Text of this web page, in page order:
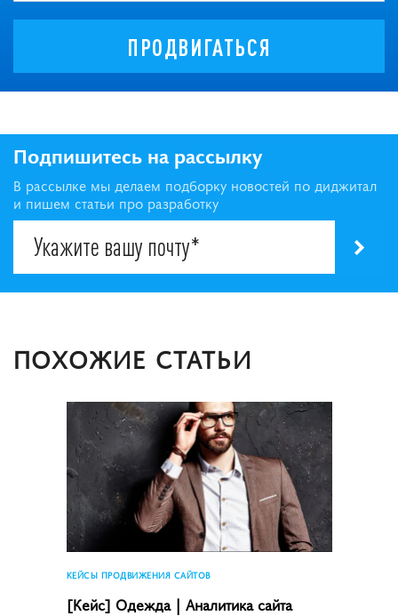
ПРОДВИГАТЬСЯ
Подпишитесь на рассылку
В рассылке мы делаем подборку новостей по диджитал
и пишем статьи про разработку
ПОХОЖИЕ СТАТЬИ
КЕЙСЫ ПРОДВИЖЕНИЯ САЙТОВ
[Кейс] Одежда | Аналитика сайта